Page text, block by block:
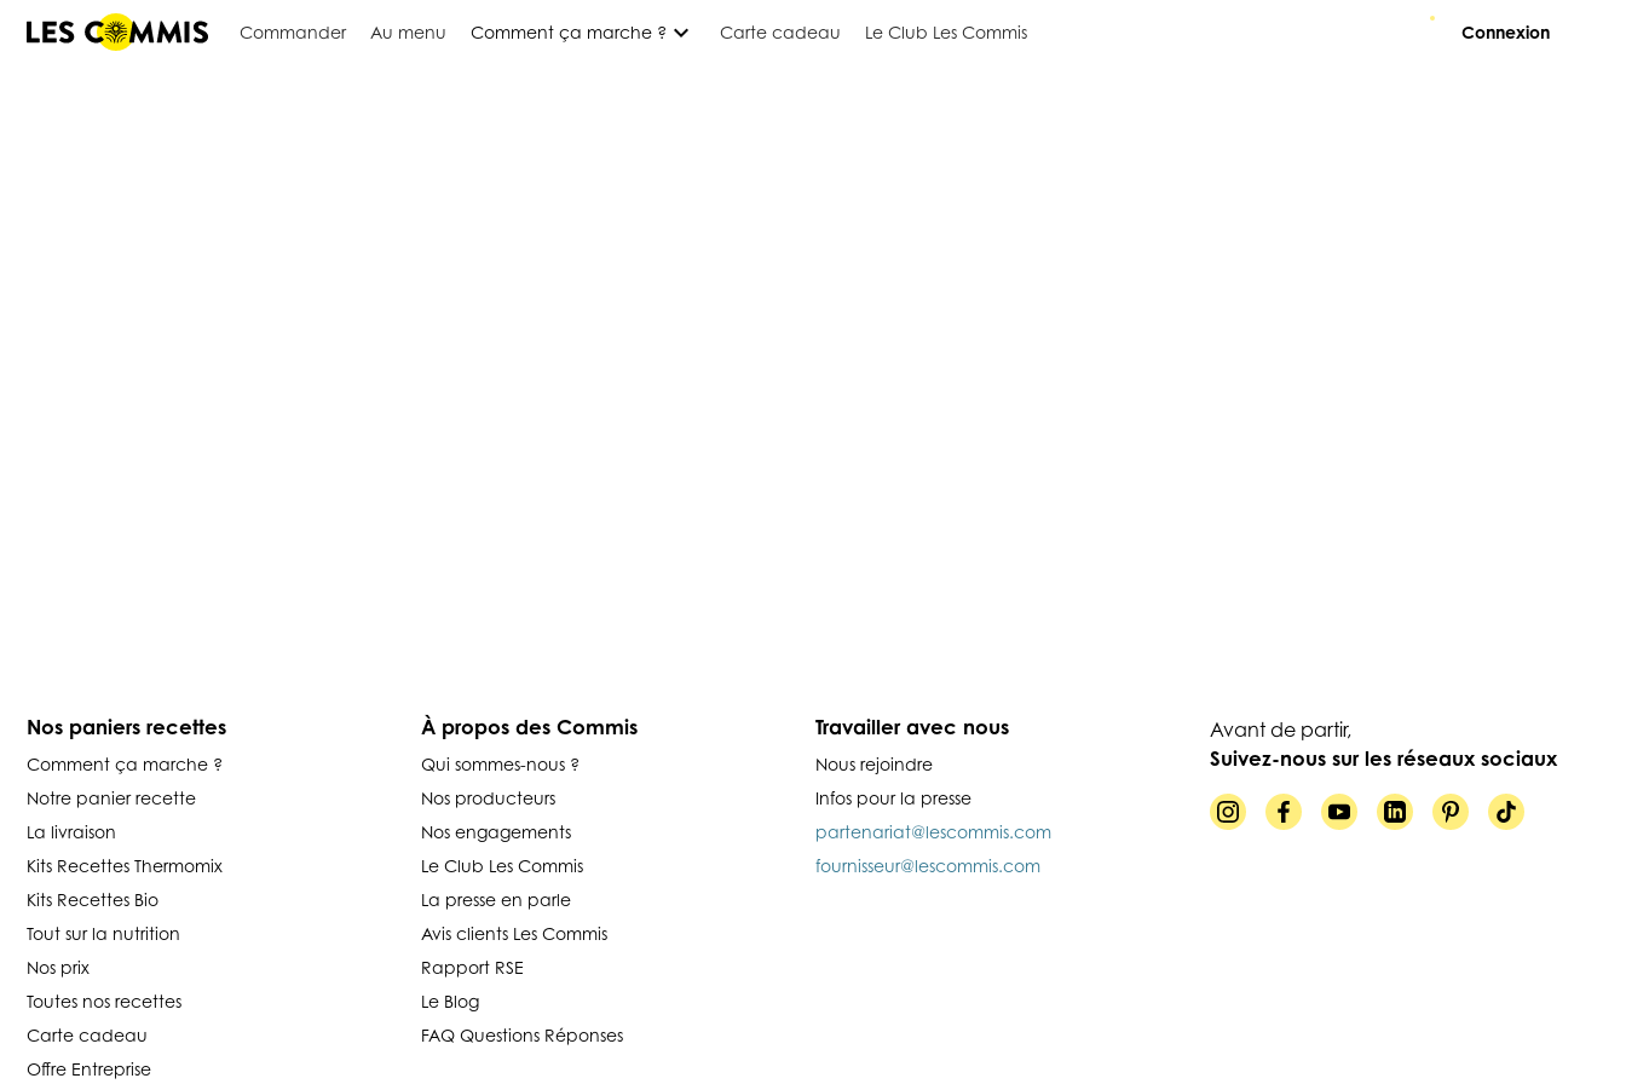
Commander Au menu Comment ça marche ? expand_more Carte cadeau Le Club Les Commis Connexion
Nos paniers recettes
Comment ça marche ?
Notre panier recette
La livraison
Kits Recettes Thermomix
Kits Recettes Bio
Tout sur la nutrition
Nos prix
Toutes nos recettes
Carte cadeau
Offre Entreprise
À propos des Commis
Qui sommes-nous ?
Nos producteurs
Nos engagements
Le Club Les Commis
La presse en parle
Avis clients Les Commis
Rapport RSE
Le Blog
FAQ Questions Réponses
Travailler avec nous
Nous rejoindre
Infos pour la presse
partenariat@lescommis.com
fournisseur@lescommis.com
Avant de partir,
Suivez-nous sur les réseaux sociaux